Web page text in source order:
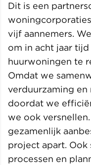
Dit is een
vijf aannemers.
om in acht jaar
huurwoningen te
Omdat we
verduurzaming en
doordat we
we ook
gezamenlijk
project apart. Ook
processen en